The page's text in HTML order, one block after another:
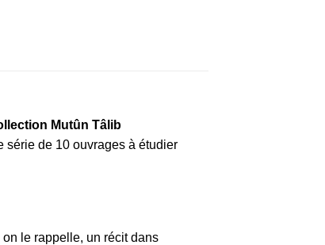
Mutûn Tâlib
série de 10 ouvrages à étudier
le rappelle, un récit dans